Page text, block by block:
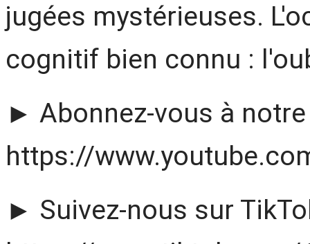
jugées mystérieuses.
cognitif bien connu :
► Abonnez-vous à
https://
► Suivez-nous sur